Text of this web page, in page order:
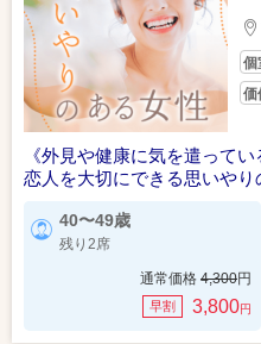
個
価
《外見や健康に気を遣ってい
恋人を大切にできる思いや
40〜49歳
残り2席
通常価格 4,300円
早割 3,800円